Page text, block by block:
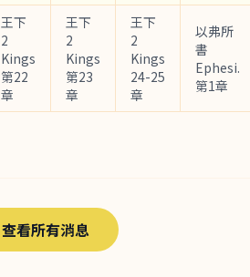
王下
2
Kings
第22
章
王下
2
Kings
第23
章
王下
2
Kings
24-25
章
以弗所
書
Ephesi.
第1章
查看所有消息